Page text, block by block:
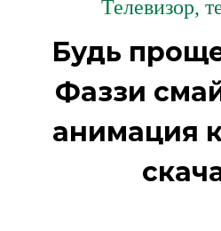
Телевизор,
Будь
Фаззи
анимация